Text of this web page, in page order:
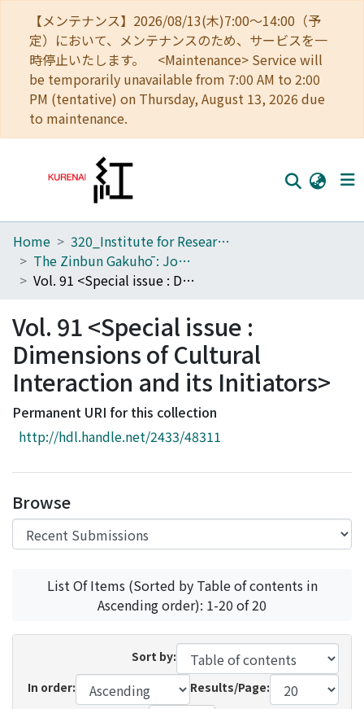
【メンテナンス】2026/08/13(木)7:00～14:00（予
定）において、メンテナンスのため、サービスを一
時停止いたします。 <Maintenance> Service will
be temporarily unavailable from 7:00 AM to 2:00
PM (tentative) on Thursday, August 13, 2026 due
to maintenance.
Home
Communities
Download Ranking
Access Statistics
Library Network
Home
320_Institute for Research in Humanities
The Zinbun Gakuhō : Journal of Humanities
Vol. 91 <Special issue : Dimensions of Cultural Interaction and its Initiators>
Vol. 91 <Special issue :
Dimensions of Cultural
Interaction and its Initiators>
Permanent URI for this collection
http://hdl.handle.net/2433/48311
Browse
List Of Items (Sorted by Table of contents in
Ascending order): 1-20 of 20
Sort by:
In order:
Results/Page: